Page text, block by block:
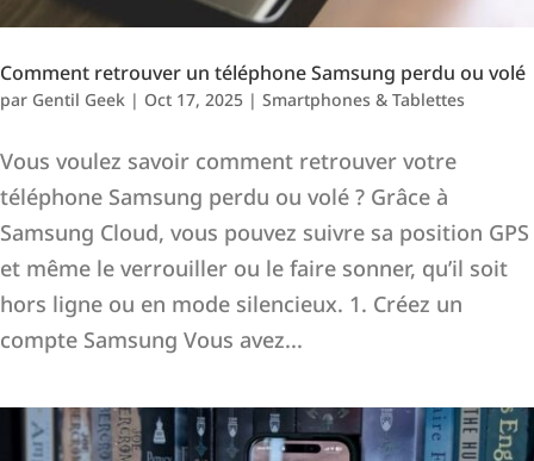
Comment retrouver un téléphone Samsung perdu ou volé
par Gentil Geek | Oct 17, 2025 | Smartphones & Tablettes
Vous voulez savoir comment retrouver votre
téléphone Samsung perdu ou volé ? Grâce à
Samsung Cloud, vous pouvez suivre sa position GPS
et même le verrouiller ou le faire sonner, qu’il soit
hors ligne ou en mode silencieux. 1. Créez un
compte Samsung Vous avez...